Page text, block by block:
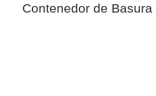
Contenedor de